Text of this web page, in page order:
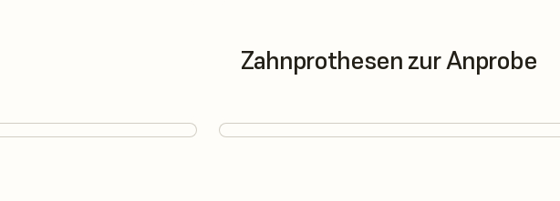
Zahnprothesen zur Anprobe